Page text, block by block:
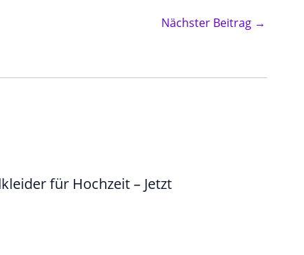
Nächster Beitrag →
für Hochzeit – Jetzt